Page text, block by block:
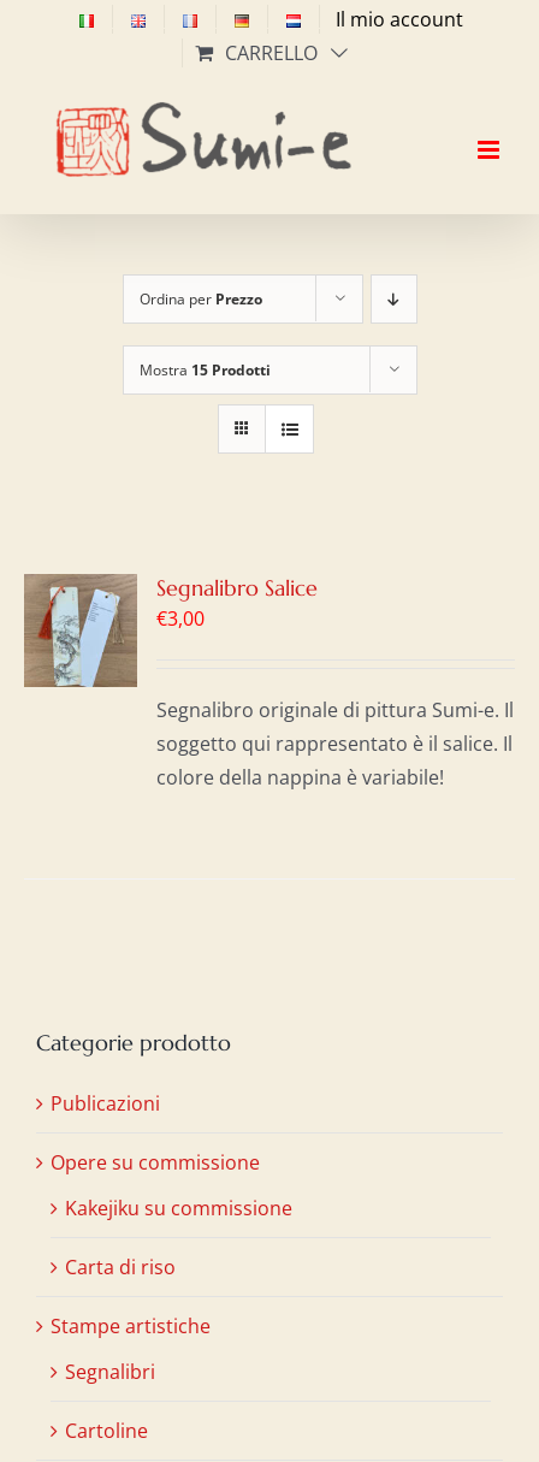
Il mio account
CARRELLO
Ordina per Prezzo
Mostra 15 Prodotti
Segnalibro Salice
€3,00
Segnalibro originale di pittura Sumi-e. Il
soggetto qui rappresentato è il salice. Il
colore della nappina è variabile!
Categorie prodotto
Publicazioni
Opere su commissione
Kakejiku su commissione
Carta di riso
Stampe artistiche
Segnalibri
Cartoline